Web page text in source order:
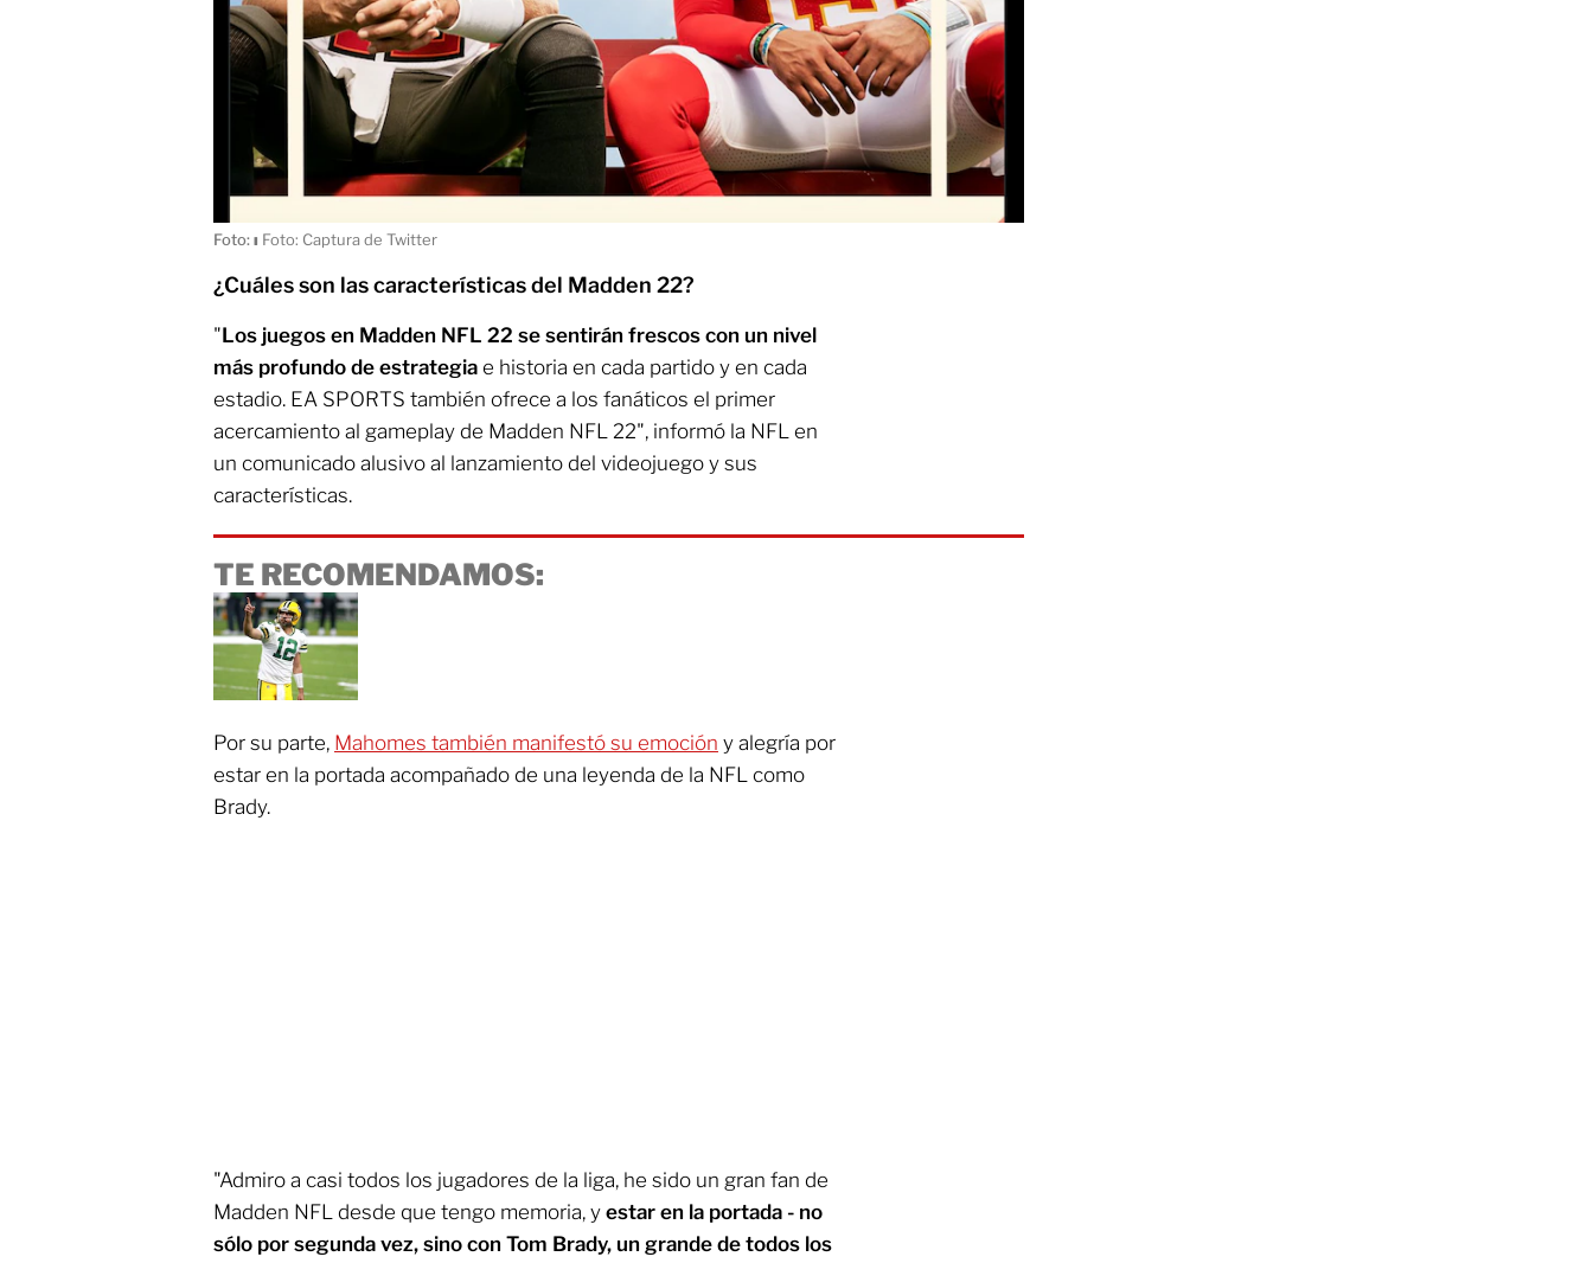
Foto:ı Foto: Captura de Twitter
¿Cuáles son las características del Madden 22?
"Los juegos en Madden NFL 22 se sentirán frescos con un nivel
más profundo de estrategia e historia en cada partido y en cada
estadio. EA SPORTS también ofrece a los fanáticos el primer
acercamiento al gameplay de Madden NFL 22", informó la NFL en
un comunicado alusivo al lanzamiento del videojuego y sus
características.
TE RECOMENDAMOS:
Por su parte, Mahomes también manifestó su emoción y alegría por
estar en la portada acompañado de una leyenda de la NFL como
Brady.
"Admiro a casi todos los jugadores de la liga, he sido un gran fan de
Madden NFL desde que tengo memoria, y estar en la portada - no
sólo por segunda vez, sino con Tom Brady, un grande de todos los